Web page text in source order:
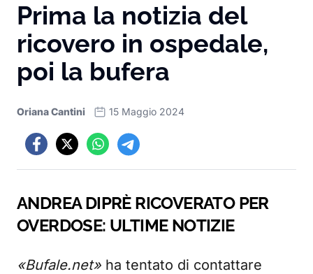
Prima la notizia del
ricovero in ospedale,
poi la bufera
Oriana Cantini 15 Maggio 2024
ANDREA DIPRÈ RICOVERATO PER
OVERDOSE: ULTIME NOTIZIE
«Bufale.net» ha tentato di contattare